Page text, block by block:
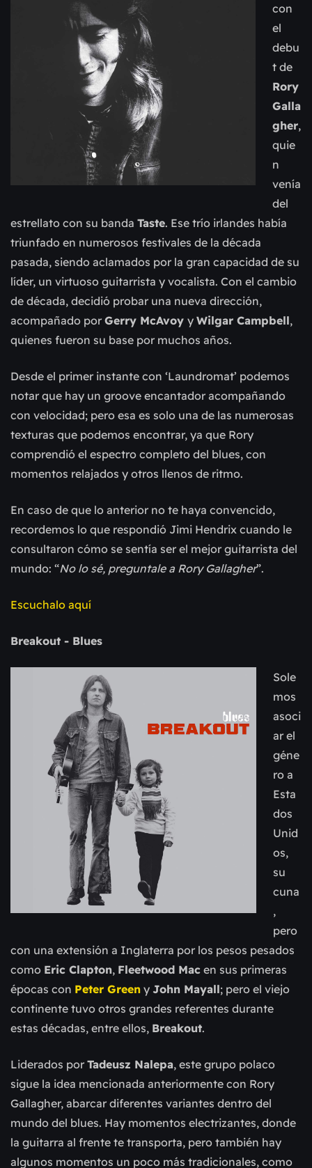
con
el
debu
t de
Rory
Galla
gher,
quie
n
venía
del
estrellato con su banda Taste. Ese trío irlandes había
triunfado en numerosos festivales de la década
pasada, siendo aclamados por la gran capacidad de su
líder, un virtuoso guitarrista y vocalista. Con el cambio
de década, decidió probar una nueva dirección,
acompañado por Gerry McAvoy y Wilgar Campbell,
quienes fueron su base por muchos años.
Desde el primer instante con ‘Laundromat’ podemos
notar que hay un groove encantador acompañando
con velocidad; pero esa es solo una de las numerosas
texturas que podemos encontrar, ya que Rory
comprendió el espectro completo del blues, con
momentos relajados y otros llenos de ritmo.
En caso de que lo anterior no te haya convencido,
recordemos lo que respondió Jimi Hendrix cuando le
consultaron cómo se sentía ser el mejor guitarrista del
mundo: “No lo sé, preguntale a Rory Gallagher”.
Escuchalo aquí
Breakout - Blues
Sole
mos
asoci
ar el
géne
ro a
Esta
dos
Unid
os,
su
cuna
,
pero
con una extensión a Inglaterra por los pesos pesados
como Eric Clapton, Fleetwood Mac en sus primeras
épocas con Peter Green y John Mayall; pero el viejo
continente tuvo otros grandes referentes durante
estas décadas, entre ellos, Breakout.
Liderados por Tadeusz Nalepa, este grupo polaco
sigue la idea mencionada anteriormente con Rory
Gallagher, abarcar diferentes variantes dentro del
mundo del blues. Hay momentos electrizantes, donde
la guitarra al frente te transporta, pero también hay
algunos momentos un poco más tradicionales, como